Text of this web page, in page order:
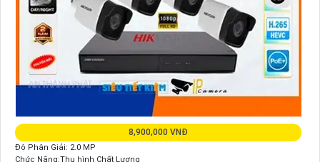
8,900,000 VNĐ
Độ Phân Giải: 2.0 MP
Chức Năng:Thu hình Chất Lượng